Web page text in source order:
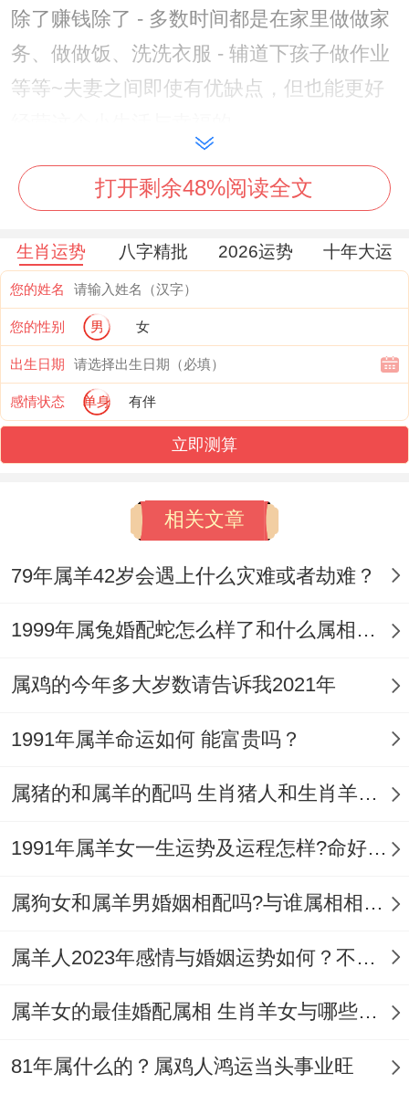
除了赚钱除了 - 多数时间都是在家里做做家
务、做做饭、洗洗衣服 - 辅道下孩子做作业
等等~夫妻之间即使有优缺点，但也能更好
对属鸡人而言 - 他们就是典型的刀子嘴豆腐
心，虽说喜欢责骂伴侣、但内心的他们很深
爱对方，属鸡人不喜欢把这些放在嘴边 - 但
也会从行动中表达出自己的爱意,甚至在特殊
对待的节日内，属羊人都会惊喜准备好自己
的礼物,让属鸡人感受到很感动很温馨、夫妻
之间感情上升温。
【属羊人怎么样做才能遇到正缘】
1、正北方
属羊人好办吸引桃花，但正缘可是有点少 -
个方位对属羊人来说能遇到好的姻缘 - 虽说
不是自己的正缘，但也能带来好的桃花,假如
到正缘 - 也能在家里摆放好吉祥物，也能吸
兔年年份内，属羊人的正缘缘分都说不定在
兔年时期来到，属羊和属兔人位三合关系 -
人要看好兔年热心的人，多呈现下自己的魅
力，遇到对的人都是可以尝试下、属羊人也
能够跟对方的白头偕老...
打开剩余48%阅读全文
生肖运势 八字精批 2026运势 十年大运
您的姓名
您的性别 男 女
出生日期
感情状态 单身 有伴
立即测算
相关文章
79年属羊42岁会遇上什么灾难或者劫难？
1999年属兔婚配蛇怎么样了和什么属相婚配好？
属鸡的今年多大岁数请告诉我2021年
1991年属羊命运如何 能富贵吗？
属猪的和属羊的配吗 生肖猪人和生肖羊人婚姻相配吗
1991年属羊女一生运势及运程怎样?命好有福气吗？
属狗女和属羊男婚姻相配吗?与谁属相相合？
属羊人2023年感情与婚姻运势如何？不同年属羊人感情运势详解
属羊女的最佳婚配属相 生肖羊女与哪些属相男生最配
81年属什么的？属鸡人鸿运当头事业旺